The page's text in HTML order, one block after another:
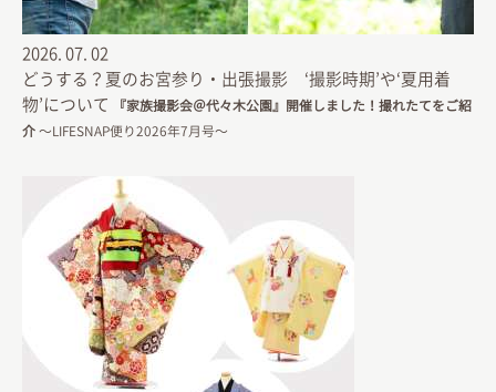
2026. 07. 02
どうする？夏のお宮参り・出張撮影 ‘撮影時期’や‘夏用着
物’について
『家族撮影会＠代々木公園』開催しました！撮れたてをご紹
介 〜LIFESNAP便り2026年7月号〜